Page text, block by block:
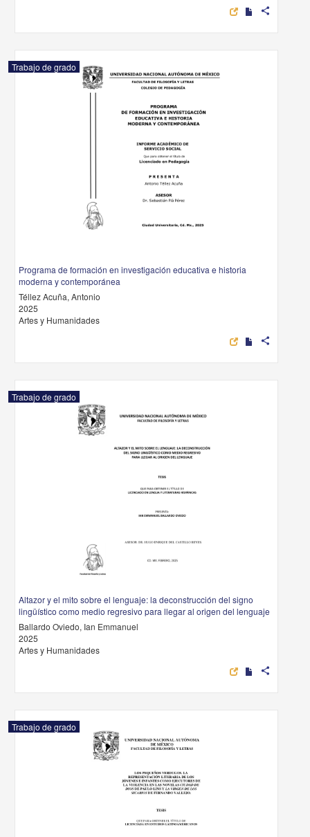
share
Trabajo de grado
Programa de formación en investigación educativa e historia
moderna y contemporánea
Téllez Acuña, Antonio
2025
Artes y Humanidades
share
Trabajo de grado
Altazor y el mito sobre el lenguaje: la deconstrucción del signo
lingüístico como medio regresivo para llegar al origen del lenguaje
Ballardo Oviedo, Ian Emmanuel
2025
Artes y Humanidades
share
Trabajo de grado